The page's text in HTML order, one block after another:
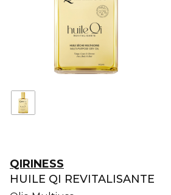
QIRINESS
HUILE QI REVITALISANTE